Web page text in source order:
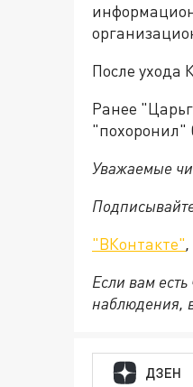
После ухода
Ранее
"похоронил"
Уважаемые
"ВКонтакте",
Если вам
наблюдения,
ДЗЕН